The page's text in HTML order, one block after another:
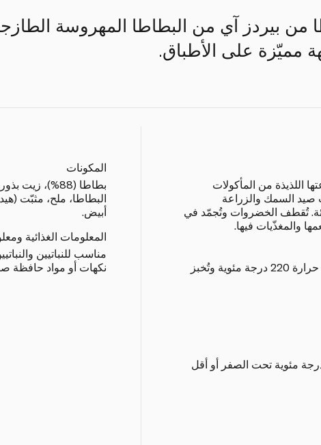
من بيردز آي من البطاطا المهروسة
مميّزة على الأطباق.
اللذيذة من المأكولات
صيد السمك والزراعة
تُقطف الخضروات وتُجمّد في
والمغذّيات فيها.
يتم تسخين الفرن مسبقاً على حرارة 220 درجة مئوية وتُخبز
المكونات
بطاطا (88%)،
البطاطا، ملح، مثبّت
أبيض.
المعلومات الغذائية
مناسب للنباتيين
نكهات أو مواد حافظة